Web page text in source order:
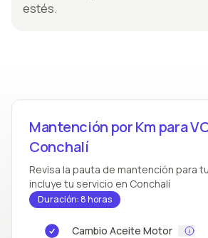
estés.
Mantención por Km para
Conchalí
Revisa la pauta de mantención para tu
incluye tu servicio en Conchalí
Duración: 8 horas
Cambio Aceite Motor